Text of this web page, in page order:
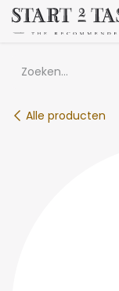
Overslaan naar
Alle producten